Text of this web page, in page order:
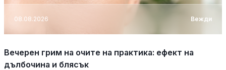
08.08.2026 Вежди
Вечерен грим на очите на практика: ефект на
дълбочина и блясък